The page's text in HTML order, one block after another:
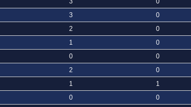
3 0
2 0
1 0
0 0
2 0
1 1
0 0